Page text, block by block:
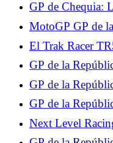
Bagnaia imperial,
nada
GP de Chequia:
"Muy contento
MotoGP GP de
de Ai Ogura
El Trak Racer
simulación de
GP de la
de Francesco
igual de bueno"
GP de la
Quartararo
nada que esperar
GP de la
Quartararo
límite”
Next Level
Hypercool para